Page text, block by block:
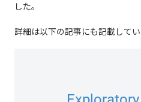
した。
詳細は以下の記事にも記載して